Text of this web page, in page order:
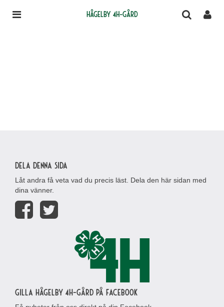
Hågelby 4H-gård
Dela denna sida
Låt andra få veta vad du precis läst. Dela den här sidan med
dina vänner.
Gilla Hågelby 4H-gård på Facebook